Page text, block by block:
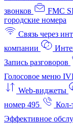
звонков
FMC
городские номера
Связь через
компании
Запись разговоров
Голосовое меню
Web-виджеты
номер 495
Кол-
Эффективное